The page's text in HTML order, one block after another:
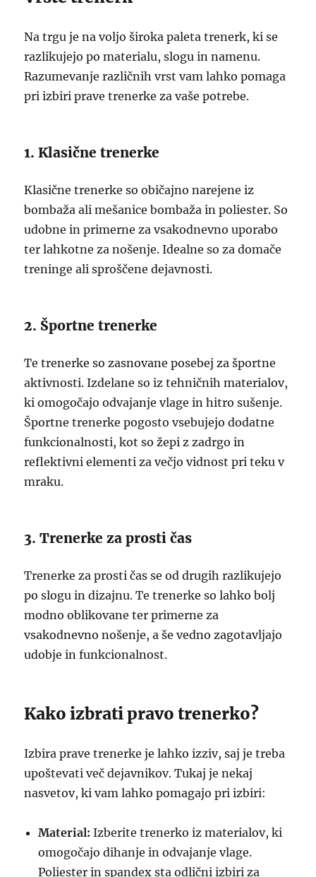
Na trgu je na voljo široka paleta trenerk, ki se
razlikujejo po materialu, slogu in namenu.
Razumevanje različnih vrst vam lahko pomaga
pri izbiri prave trenerke za vaše potrebe.
1. Klasične trenerke
Klasične trenerke so običajno narejene iz
bombaža ali mešanice bombaža in poliester. So
udobne in primerne za vsakodnevno uporabo
ter lahkotne za nošenje. Idealne so za domače
treninge ali sproščene dejavnosti.
2. Športne trenerke
Te trenerke so zasnovane posebej za športne
aktivnosti. Izdelane so iz tehničnih materialov,
ki omogočajo odvajanje vlage in hitro sušenje.
Športne trenerke pogosto vsebujejo dodatne
funkcionalnosti, kot so žepi z zadrgo in
reflektivni elementi za večjo vidnost pri teku v
mraku.
3. Trenerke za prosti čas
Trenerke za prosti čas se od drugih razlikujejo
po slogu in dizajnu. Te trenerke so lahko bolj
modno oblikovane ter primerne za
vsakodnevno nošenje, a še vedno zagotavljajo
udobje in funkcionalnost.
Kako izbrati pravo trenerko?
Izbira prave trenerke je lahko izziv, saj je treba
upoštevati več dejavnikov. Tukaj je nekaj
nasvetov, ki vam lahko pomagajo pri izbiri:
Material: Izberite trenerko iz materialov, ki
omogočajo dihanje in odvajanje vlage.
Poliester in spandex sta odlični izbiri za